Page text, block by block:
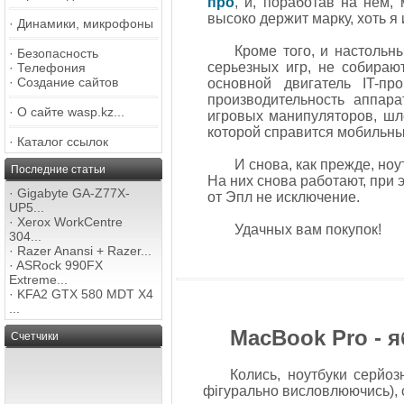
· Динамики, микрофоны
· Безопасность
· Телефония
· Создание сайтов
· О сайте wasp.kz...
· Каталог ссылок
Последние статьи
· Gigabyte GA-Z77X-
UP5...
· Xerox WorkCentre
304...
· Razer Anansi + Razer...
· ASRock 990FX
Extreme...
· KFA2 GTX 580 MDT X4
Счетчики
высоко держит марку, хоть
Кроме того, и
серьезных игр, не
основной двигатель IT-
производительность
игровых манипуляторов,
которой справится
И снова, как прежде,
На них снова работают, при
от Эпл не исключение.
Удачных вам покупок!
MacBook Pro -
Колись, ноутбуки
фігурально висловлюючись),